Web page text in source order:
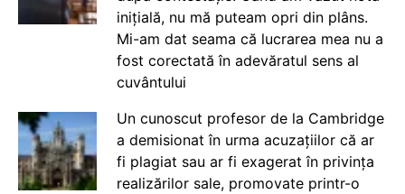
inițială, nu mă puteam opri din plâns.
Mi-am dat seama că lucrarea mea nu a
fost corectată în adevăratul sens al
cuvântului
Un cunoscut profesor de la Cambridge
a demisionat în urma acuzațiilor că ar
fi plagiat sau ar fi exagerat în privința
realizărilor sale, promovate printr-o